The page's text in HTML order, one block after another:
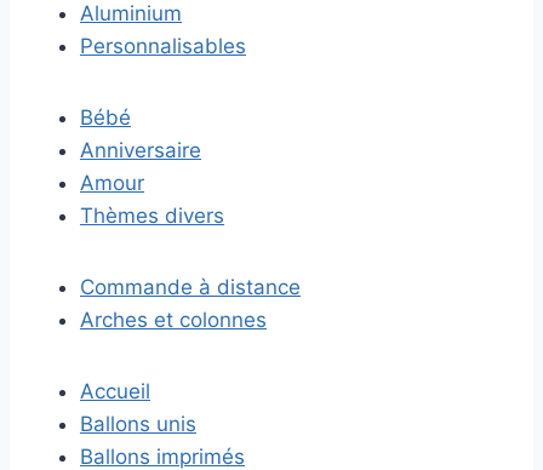
Aluminium
Personnalisables
Bébé
Anniversaire
Amour
Thèmes divers
Commande à distance
Arches et colonnes
Accueil
Ballons unis
Ballons imprimés